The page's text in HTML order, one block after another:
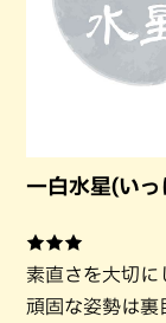
一白水星(い
★★★
素直さを大切に
頑固な姿勢は裏